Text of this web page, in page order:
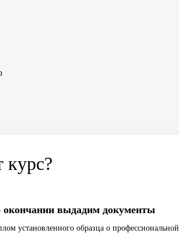
курс?
выдадим документы
установленного образца о профессиональной